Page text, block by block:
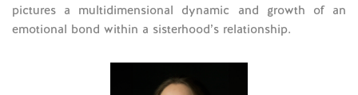
pictures a multidimensional dynamic and growth of an
emotional bond within a sisterhood’s relationship.